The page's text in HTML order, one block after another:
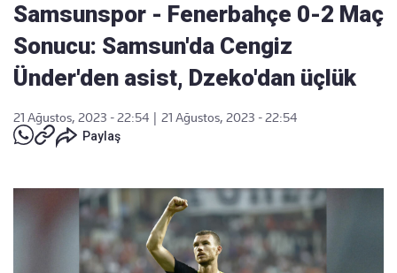
Samsunspor - Fenerbahçe 0-2 Maç
Sonucu: Samsun'da Cengiz
Ünder'den asist, Dzeko'dan üçlük
21 Ağustos, 2023 - 22:54
21 Ağustos, 2023 - 22:54
Paylaş